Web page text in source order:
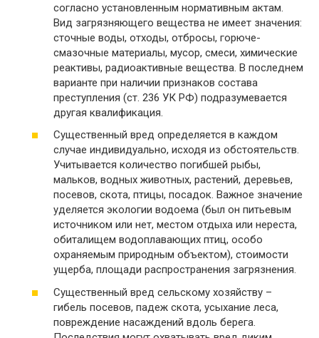
согласно установленным нормативным актам.
Вид загрязняющего вещества не имеет значения:
сточные воды, отходы, отбросы, горюче-
смазочные материалы, мусор, смеси, химические
реактивы, радиоактивные вещества. В последнем
варианте при наличии признаков состава
преступления (ст. 236 УК РФ) подразумевается
другая квалификация.
Существенный вред определяется в каждом
случае индивидуально, исходя из обстоятельств.
Учитывается количество погибшей рыбы,
мальков, водных животных, растений, деревьев,
посевов, скота, птицы, посадок. Важное значение
уделяется экологии водоема (был он питьевым
источником или нет, местом отдыха или нереста,
обиталищем водоплавающих птиц, особо
охраняемым природным объектом), стоимости
ущерба, площади распространения загрязнения.
Существенный вред сельскому хозяйству –
гибель посевов, падеж скота, усыхание леса,
повреждение насаждений вдоль берега.